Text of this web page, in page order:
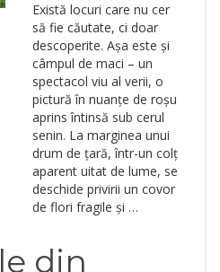
Există locuri care nu cer
să fie căutate, ci doar
descoperite. Așa este și
câmpul de maci – un
spectacol viu al verii, o
pictură în nuanțe de roșu
aprins întinsă sub cerul
senin. La marginea unui
drum de țară, într-un colț
aparent uitat de lume, se
deschide privirii un covor
de flori fragile și …
din